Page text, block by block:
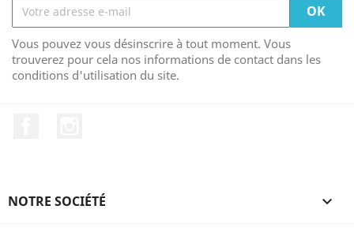
Vous pouvez vous désinscrire à tout moment. Vous
trouverez pour cela nos informations de contact dans les
conditions d'utilisation du site.
NOTRE SOCIÉTÉ 